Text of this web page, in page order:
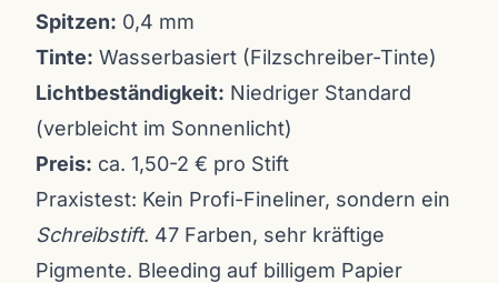
Spitzen: 0,4 mm
Tinte: Wasserbasiert (Filzschreiber-Tinte)
Lichtbeständigkeit: Niedriger Standard
(verbleicht im Sonnenlicht)
Preis: ca. 1,50-2 € pro Stift
Praxistest: Kein Profi-Fineliner, sondern ein
Schreibstift. 47 Farben, sehr kräftige
Pigmente. Bleeding auf billigem Papier